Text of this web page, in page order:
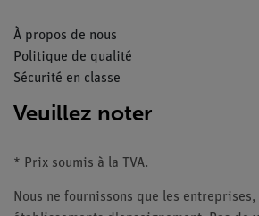
À propos de nous
Politique de qualité
Sécurité en classe
Veuillez noter
* Prix soumis à la TVA.
Nous ne fournissons que les